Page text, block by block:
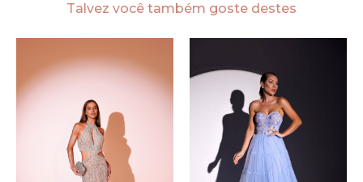
Talvez você também goste destes